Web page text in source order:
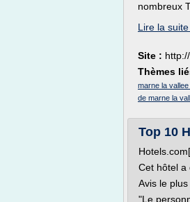
nombreux
Lire la suite
Site :
Thèmes
marne la
de marne la
Top 10
Cet hôtel a
Avis le
"Le